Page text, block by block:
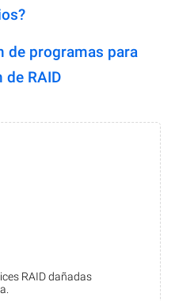
de programas para
de RAID
RAID dañadas